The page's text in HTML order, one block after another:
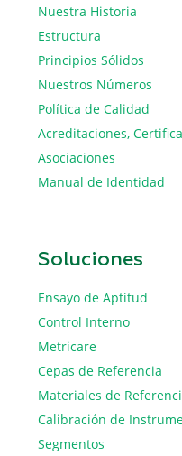
Nuestra Historia
Estructura
Principios Sólidos
Nuestros Números
Política de Calidad
Acreditaciones,
Asociaciones
Manual de Identidad
Soluciones
Ensayo de Aptitud
Control Interno
Metricare
Cepas de Referencia
Materiales de
Calibración de
Segmentos